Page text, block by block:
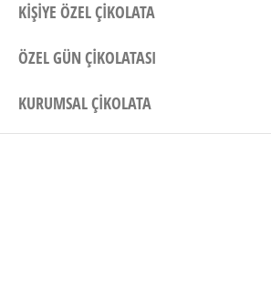
KIŞIYE ÖZEL ÇIKOLATA
ÖZEL GÜN ÇIKOLATASI
KURUMSAL ÇIKOLATA